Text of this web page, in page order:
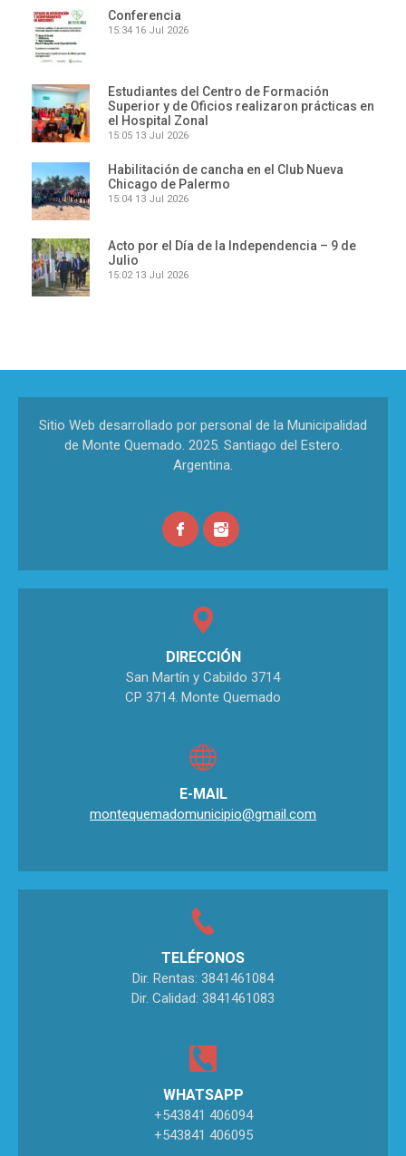
Conferencia
15:34 16 Jul 2026
Estudiantes del Centro de Formación
Superior y de Oficios realizaron prácticas en
el Hospital Zonal
15:05 13 Jul 2026
Habilitación de cancha en el Club Nueva
Chicago de Palermo
15:04 13 Jul 2026
Acto por el Día de la Independencia – 9 de
Julio
15:02 13 Jul 2026
Sitio Web desarrollado por personal de la Municipalidad
de Monte Quemado. 2025. Santiago del Estero.
Argentina.
DIRECCIÓN
San Martín y Cabildo 3714
CP 3714. Monte Quemado
E-MAIL
montequemadomunicipio@gmail.com
TELÉFONOS
Dir. Rentas: 3841461084
Dir. Calidad: 3841461083
WHATSAPP
+543841 406094
+543841 406095